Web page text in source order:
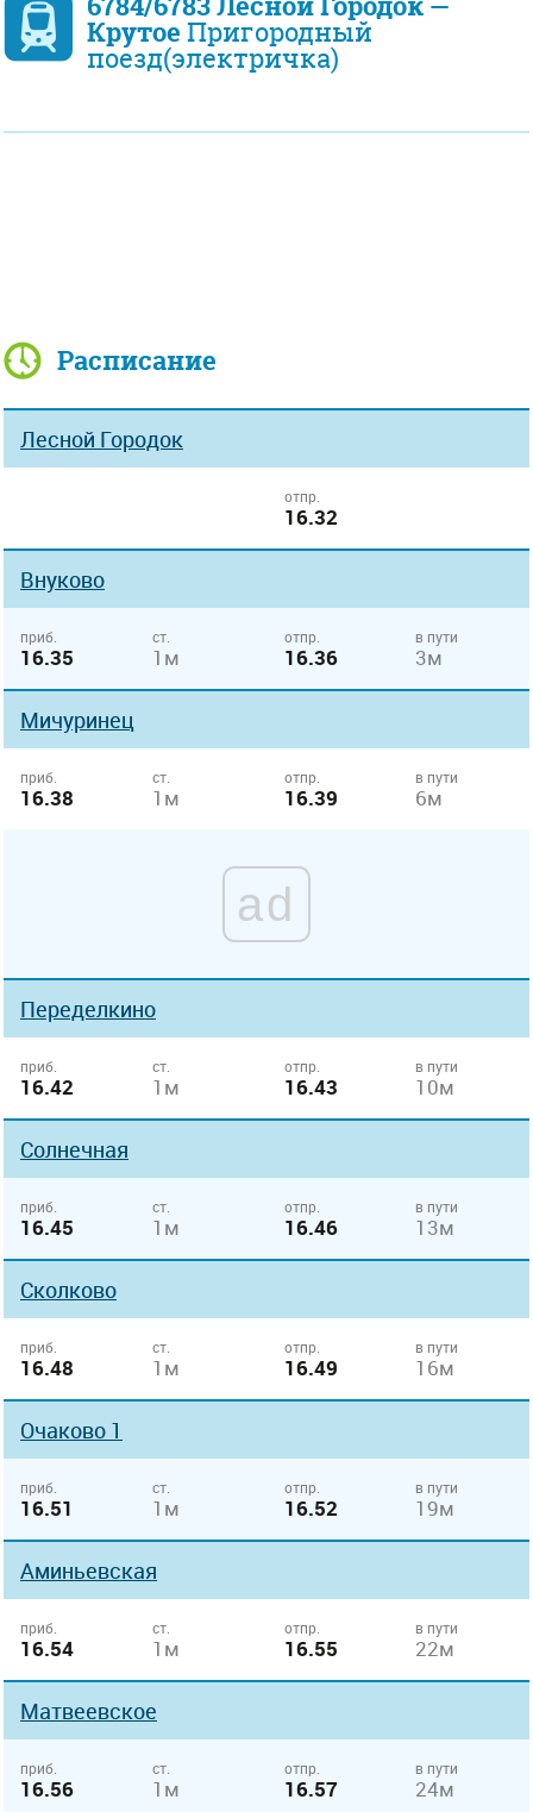
Крутое Пригородный
поезд(электричка)
Расписание
Лесной Городок
отпр.
16.32
Внуково
приб.
16.35
ст.
1м
отпр.
16.36
в пути
3м
Мичуринец
приб.
16.38
ст.
1м
отпр.
16.39
в пути
6м
ad
Переделкино
приб.
16.42
ст.
1м
отпр.
16.43
в пути
10м
Солнечная
приб.
16.45
ст.
1м
отпр.
16.46
в пути
13м
Сколково
приб.
16.48
ст.
1м
отпр.
16.49
в пути
16м
Очаково 1
приб.
16.51
ст.
1м
отпр.
16.52
в пути
19м
Аминьевская
приб.
16.54
ст.
1м
отпр.
16.55
в пути
22м
Матвеевское
приб.
16.56
ст.
1м
отпр.
16.57
в пути
24м